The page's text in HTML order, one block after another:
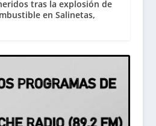
tras la explosión de
en Salinetas,